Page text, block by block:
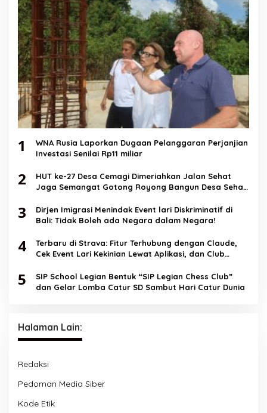
1
WNA Rusia Laporkan Dugaan Pelanggaran Perjanjian
Investasi Senilai Rp11 miliar
2
HUT ke-27 Desa Cemagi Dimeriahkan Jalan Sehat
Jaga Semangat Gotong Royong Bangun Desa Sehat
3
Dirjen Imigrasi Menindak Event lari Diskriminatif di
Bali: Tidak Boleh ada Negara dalam Negara!
4
Terbaru di Strava: Fitur Terhubung dengan Claude,
Cek Event Lari Kekinian Lewat Aplikasi, dan Club
5
SIP School Legian Bentuk “SIP Legian Chess Club”
dan Gelar Lomba Catur SD Sambut Hari Catur Dunia
Halaman Lain:
Redaksi
Pedoman Media Siber
Kode Etik